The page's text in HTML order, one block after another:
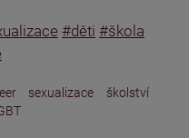
#děti #škola
sexualizace
školství